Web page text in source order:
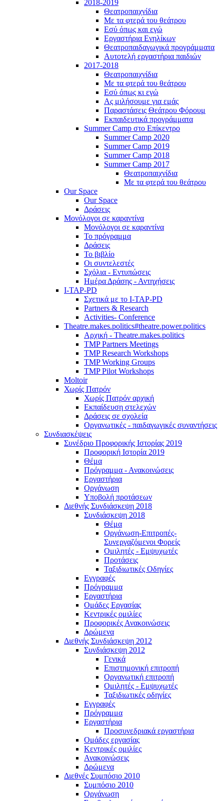
2018-2019
Θεατροπαιχνίδια
Με τα φτερά του θεάτρου
Εσύ όπως και εγώ
Εργαστήρια Ενηλίκων
Θεατροπαιδαγωγικά προγράμματα
Αυτοτελή εργαστήρια παιδιών
2017-2018
Θεατροπαιχνίδια
Με τα φτερά του θεάτρου
Εσύ όπως κι εγώ
Ας μιλήσουμε για εμάς
Παραστάσεις Θεάτρου Φόρουμ
Εκπαιδευτικά προγράμματα
Summer Camp στο Επίκεντρο
Summer Camp 2020
Summer Camp 2019
Summer Camp 2018
Summer Camp 2017
Θεατροπαιχνίδια
Με τα φτερά του θεάτρου
Our Space
Our Space
Δράσεις
Μονόλογοι σε καραντίνα
Μονόλογοι σε καραντίνα
Το πρόγραμμα
Δράσεις
Το βιβλίο
Οι συντελεστές
Σχόλια - Εντυπώσεις
Ημέρα Δράσης - Αντηχήσεις
I-TAP-PD
Σχετικά με το I-TAP-PD
Partners & Research
Activities- Conference
Theatre.makes.politics#theatre.power.politics
Αρχική - Theatre.makes.politics
TMP Partners Meetings
TMP Research Workshops
TMP Working Groups
TMP Pilot Workshops
Moltoir
Χωρίς Πατρόν
Χωρίς Πατρόν αρχική
Εκπαίδευση στελεχών
Δράσεις σε σχολεία
Οργανωτικές - παιδαγωγικές συναντήσεις
Συνδιασκέψεις
Συνέδριο Προφορικής Ιστορίας 2019
Προφορική Ιστορία 2019
Θέμα
Πρόγραμμα - Ανακοινώσεις
Εργαστήρια
Οργάνωση
Υποβολή προτάσεων
Διεθνής Συνδιάσκεψη 2018
Συνδιάσκεψη 2018
Θέμα
Οργάνωση-Επιτροπές-
Συνεργαζόμενοι Φορείς
Ομιλητές - Εμψυχωτές
Προτάσεις
Ταξιδιωτικές Οδηγίες
Εγγραφές
Πρόγραμμα
Εργαστήρια
Ομάδες Εργασίας
Κεντρικές ομιλίες
Προφορικές Ανακοινώσεις
Δρώμενα
Διεθνής Συνδιάσκεψη 2012
Συνδιάσκεψη 2012
Γενικά
Επιστημονική επιτροπή
Οργανωτική επιτροπή
Ομιλητές - Εμψυχωτές
Ταξιδιωτικές οδηγίες
Εγγραφές
Πρόγραμμα
Εργαστήρια
Προσυνεδριακά εργαστήρια
Ομάδες εργασίας
Κεντρικές ομιλίες
Ανακοινώσεις
Δρώμενα
Διεθνές Συμπόσιο 2010
Συμπόσιο 2010
Οργάνωση